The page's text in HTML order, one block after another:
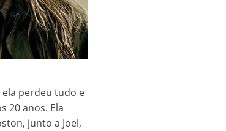
ela perdeu tudo e
20 anos. Ela
junto a Joel,